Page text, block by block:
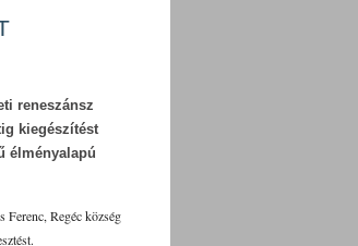
reneszánsz
kiegészítést
élményalapú
Ferenc, Regéc község